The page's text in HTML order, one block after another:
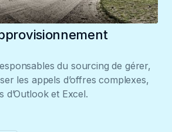
du sourcing de gérer,
les appels d’offres complexes,
d’Outlook et Excel.